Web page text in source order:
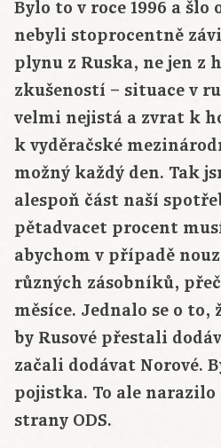
Bylo to v roce 1996 a šlo
nebyli stoprocentně
plynu z Ruska, ne jen z
zkušeností – situace v
velmi nejistá a zvrat k
k vyděračské
možný každý den. Tak
alespoň část naší
pětadvacet procent
abychom v případě
různých zásobníků,
měsíce. Jednalo se o
by Rusové přestali
začali dodávat Norové.
pojistka. To ale narazilo
strany ODS.